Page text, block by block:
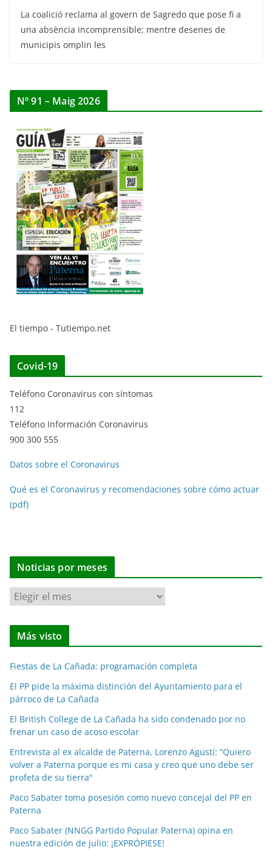
La coalició reclama al govern de Sagredo que pose fi a
una absència incomprensible; mentre desenes de
municipis omplin les
Nº 91 – Maig 2026
El tiempo - Tutiempo.net
Covid-19
Teléfono Coronavirus con síntomas
112
Teléfono Información Coronavirus
900 300 555
Datos sobre el Coronavirus
Qué es el Coronavirus y recomendaciones sobre cómo actuar
(pdf)
Noticias por meses
N
o
t
i
a
s
p
o
m
e
e
Más visto
Fiestas de La Cañada: programación completa
El PP pide la máxima distinción del Ayuntamiento para el
párroco de La Cañada
El British College de La Cañada ha sido condenado por no
frenar un caso de acoso escolar
Entrevista al ex alcalde de Paterna, Lorenzo Agustí: “Quiero
volver a Paterna porque es mi casa y creo que uno debe ser
profeta de su tierra"
Paco Sabater toma posesión como nuevo concejal del PP en
Paterna
Paco Sabater (NNGG Partido Popular Paterna) opina en
nuestra edición de julio: ¡EXPRÓPIESE!